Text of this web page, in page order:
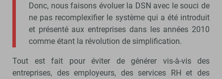
Donc, nous faisons évoluer la DSN avec le souci de
ne pas recomplexifier le système qui a été introduit
et présenté aux entreprises dans les années 2010
comme étant la révolution de simplification.
Tout est fait pour éviter de générer vis-à-vis des
entreprises, des employeurs, des services RH et des